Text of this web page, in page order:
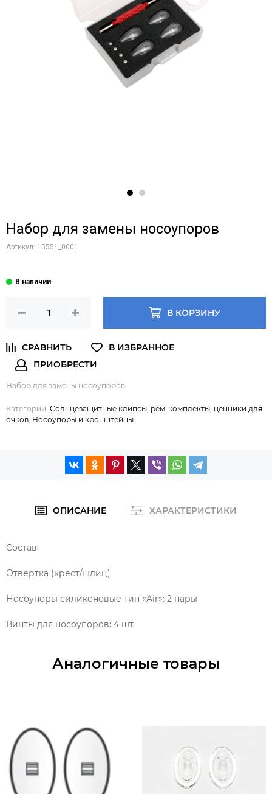
Набор для замены носоупоров
Артикул: 15551_0001
В КОРЗИНУ
Набор для замены носоупоров
Категории: Солнцезащитные клипсы, рем-комплекты, ценники для
очков, Носоупоры и кронштейны
ОПИСАНИЕ ХАРАКТЕРИСТИКИ
Состав:
Отвертка (крест/шлиц)
Носоупоры силиконовые тип «Air»: 2 пары
Винты для носоупоров: 4 шт.
Аналогичные товары